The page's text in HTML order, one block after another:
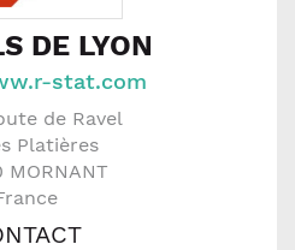
DE LYON
stat.com
de Ravel
Platières
MORNANT